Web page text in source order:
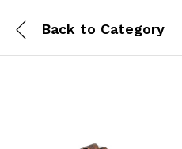
Back to Category